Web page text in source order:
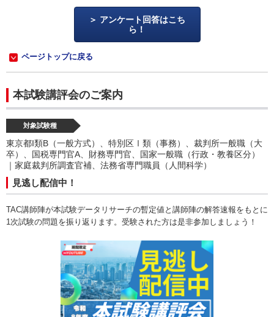
アンケート回答はこち
ら！
ページトップに戻る
本試験講評会のご案内
対象試験種
東京都I類B（一般方式）、特別区Ⅰ類（事務）、裁判所一般職（大
卒）、国税専門官A、財務専門官、国家一般職（行政・教養区分）
｜家庭裁判所調査官補、法務省専門職員（人間科学）
見逃し配信中！
TAC講師陣が本試験データリサーチの暫定値と講師陣の解答速報をもとに
1次試験の問題を振り返ります。受験された方は是非参加しましょう！